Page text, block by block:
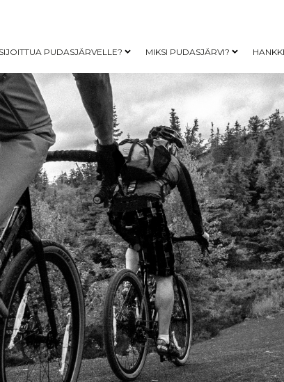
PUDASJÄRVELLE?
Open child menu
MIKSI PUDASJÄRVI?
Open child